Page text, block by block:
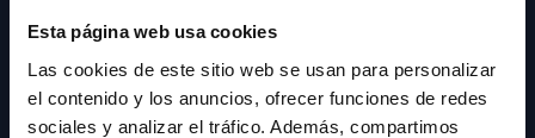
Esta página web usa cookies
Las cookies de este sitio web se usan para personalizar
el contenido y los anuncios, ofrecer funciones de redes
sociales y analizar el tráfico. Además, compartimos
NEWSLETTER